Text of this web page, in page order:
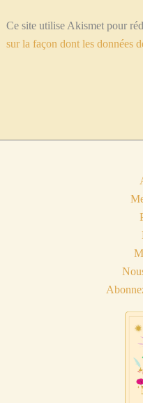
Ce site utilise Akismet pour
sur la façon dont les données